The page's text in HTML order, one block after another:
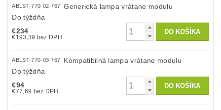
ABLST-770-02-767
Generická lampa vrátane modulu
Do týždňa
€234
€193,39 bez DPH
ABLST-770-03-767
Kompatibilná lampa vrátane modulu
Do týždňa
€94
€77,69 bez DPH